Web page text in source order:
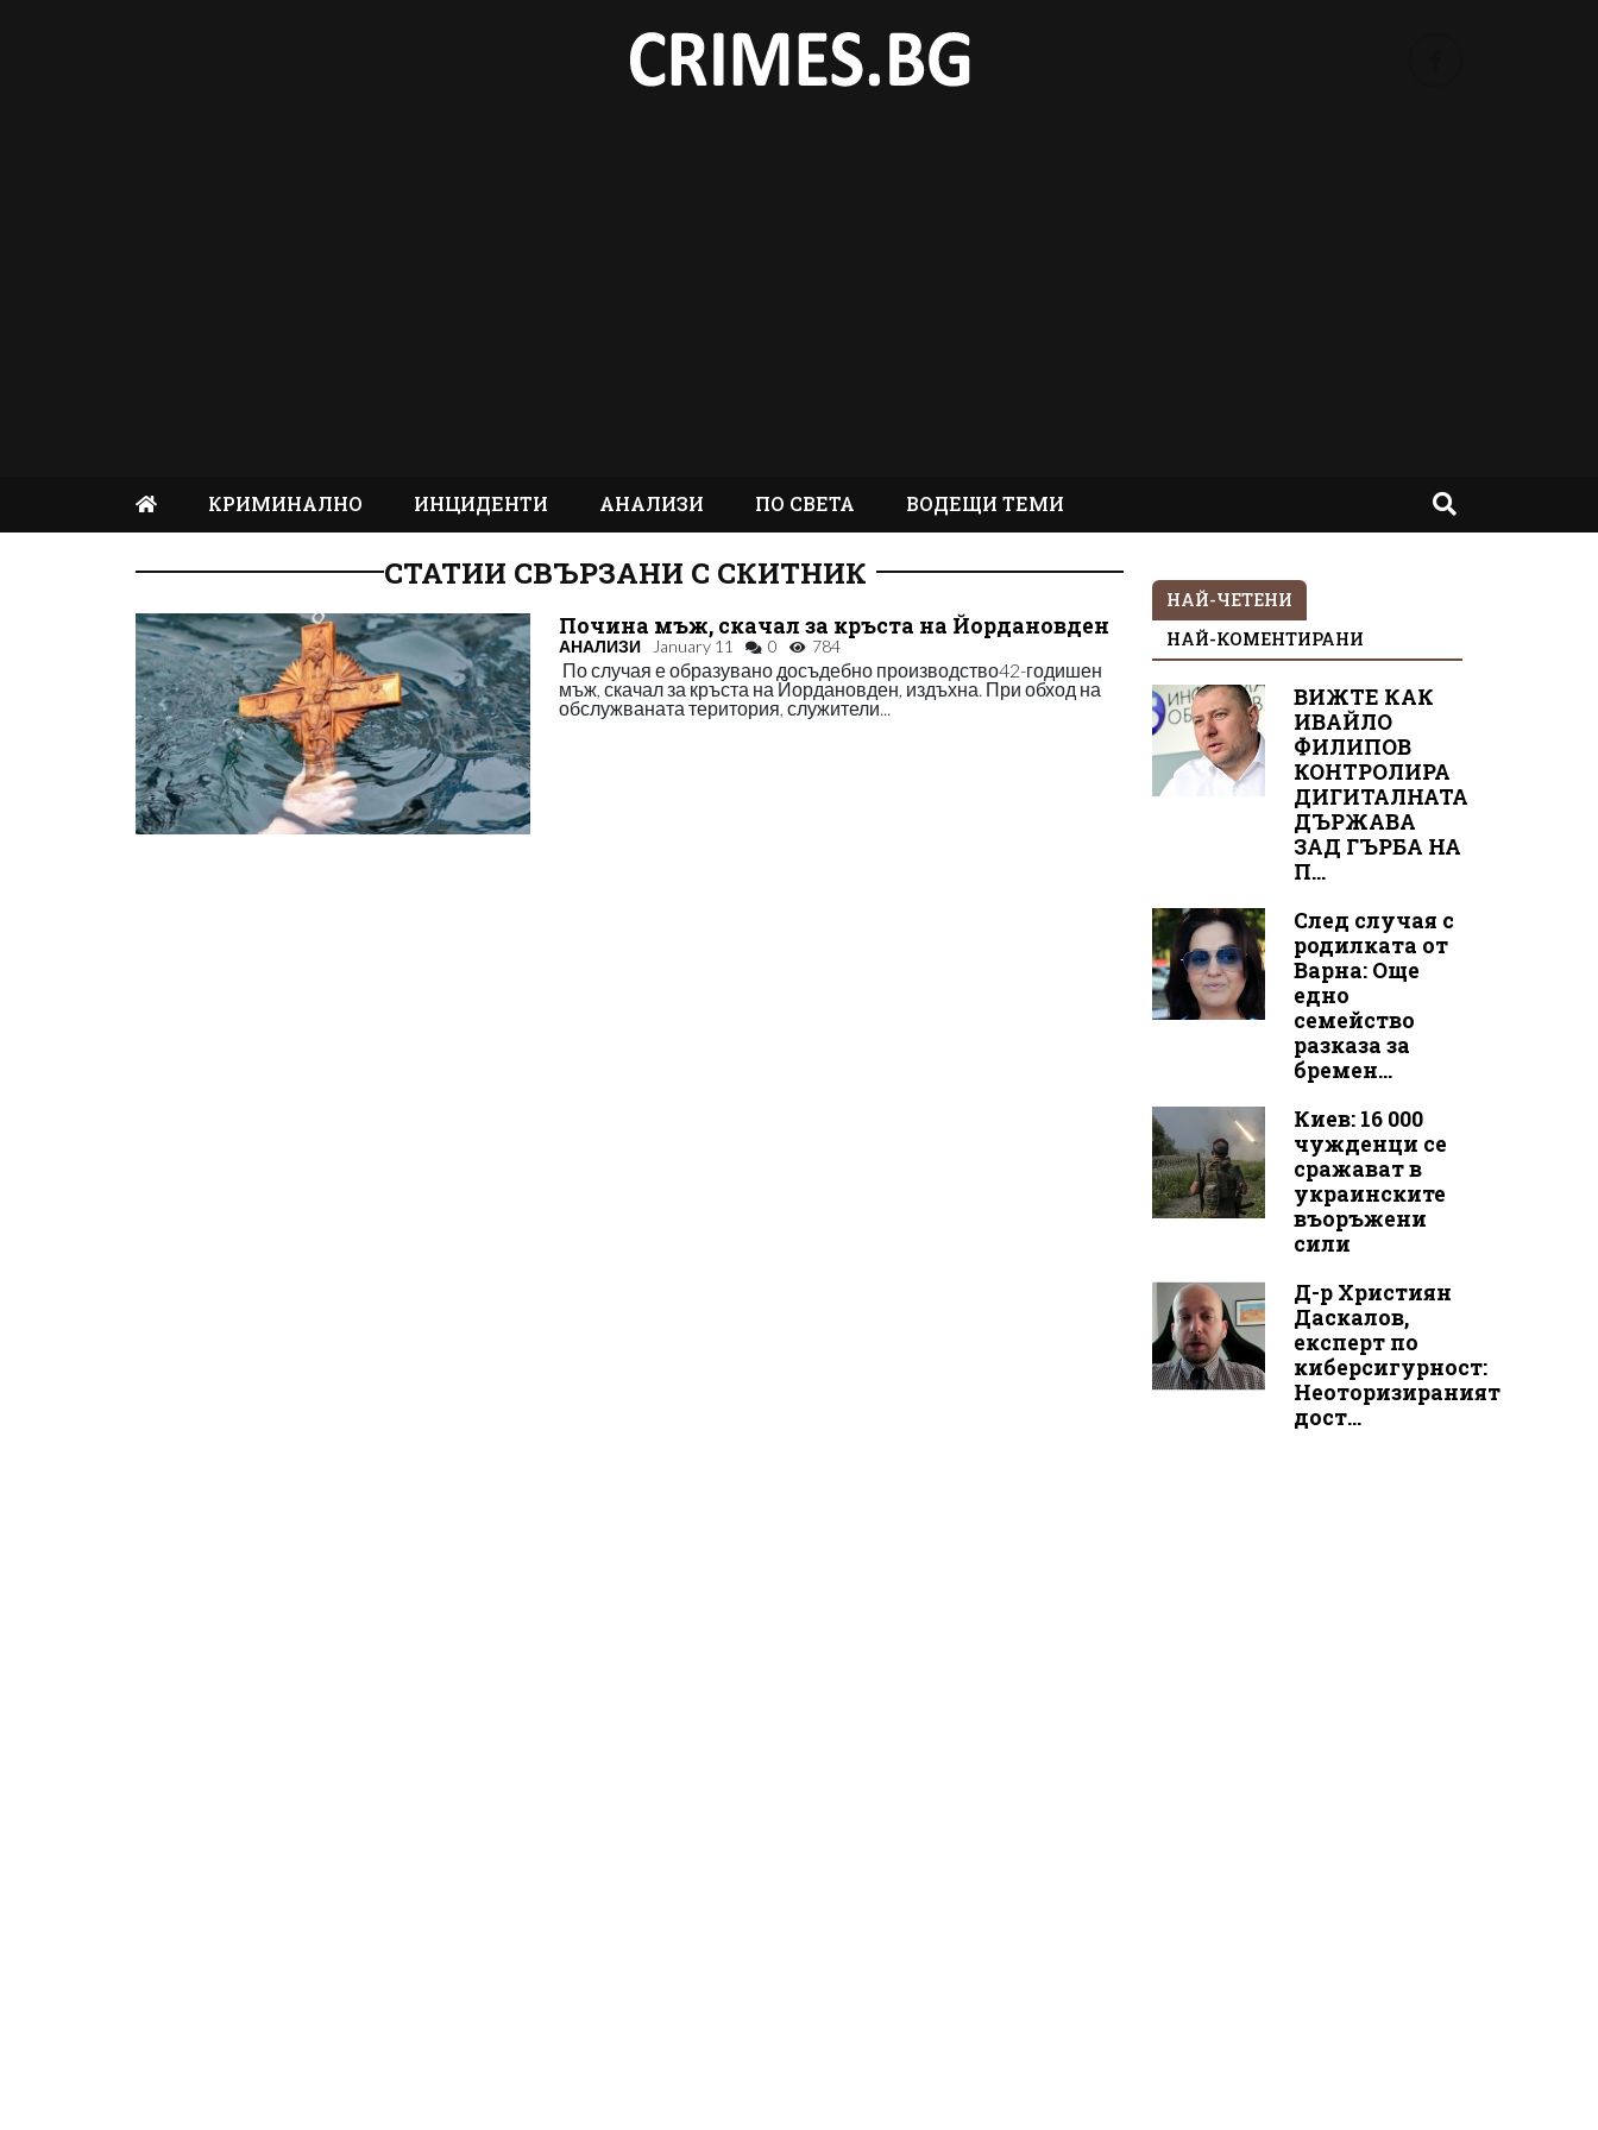
КРИМИНАЛНО ИНЦИДЕНТИ АНАЛИЗИ ПО СВЕТА ВОДЕЩИ ТЕМИ
СТАТИИ СВЪРЗАНИ С СКИТНИК
Почина мъж, скачал за кръста на Йордановден
АНАЛИЗИ January 11 0 784
По случая е образувано досъдебно производство42-годишен
мъж, скачал за кръста на Йордановден, издъхна. При обход на
обслужваната територия, служители...
НАЙ-ЧЕТЕНИ
НАЙ-КОМЕНТИРАНИ
ВИЖТЕ КАК
ИВАЙЛО
ФИЛИПОВ
КОНТРОЛИРА
ДИГИТАЛНАТА
ДЪРЖАВА
ЗАД ГЪРБА НА
П...
След случая с
родилката от
Варна: Още
едно
семейство
разказа за
бремен...
Киев: 16 000
чужденци се
сражават в
украинските
въоръжени
сили
Д-р Християн
Даскалов,
експерт по
киберсигурност:
Неоторизираният
дост...